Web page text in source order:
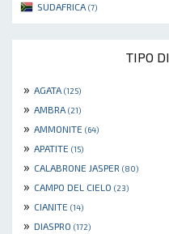
SUDAFRICA (7)
TIPO
» AGATA (125)
» AMBRA (21)
» AMMONITE (64)
» APATITE (15)
» CALABRONE JASPER (80)
» CAMPO DEL CIELO (23)
» CIANITE (14)
» DIASPRO (172)